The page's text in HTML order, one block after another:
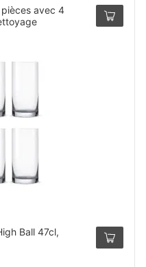
avec 4
Ball 47cl,